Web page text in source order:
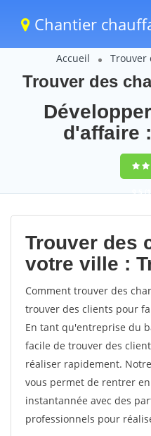
Chantier
Accueil Trouver
Trouver des
d'affaire
9,5
Trouver des
votre ville :
Comment trouver des
trouver des clients pour
En tant qu'entreprise du
facile de trouver des
réaliser rapidement.
vous permet de rentrer
instantannée avec des
professionnels pour